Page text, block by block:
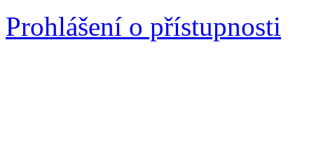
Prohlášení o přístupnosti